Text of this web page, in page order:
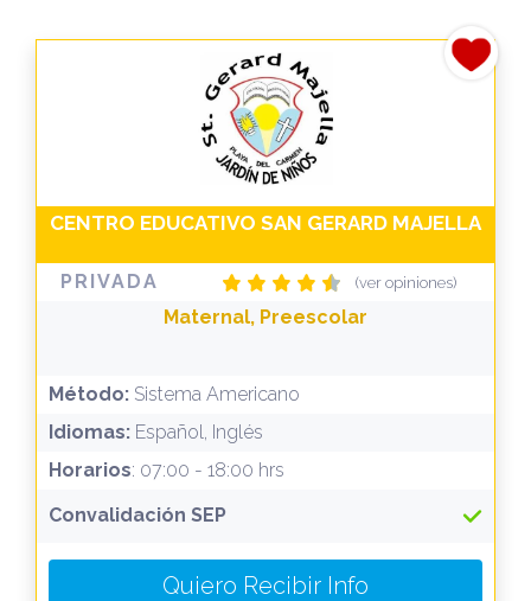
CENTRO EDUCATIVO SAN GERARD MAJELLA
PRIVADA (ver opiniones)
Maternal, Preescolar
Método: Sistema Americano
Idiomas: Español, Inglés
Horarios: 07:00 - 18:00 hrs
Convalidación SEP
Quiero Recibir Info